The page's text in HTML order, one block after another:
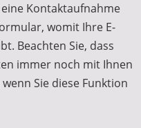
Kontaktaufnahme
womit Ihre E-
Beachten Sie, dass
immer noch mit Ihnen
Sie diese Funktion